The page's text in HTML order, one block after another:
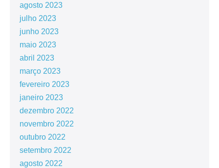
agosto 2023
julho 2023
junho 2023
maio 2023
abril 2023
março 2023
fevereiro 2023
janeiro 2023
dezembro 2022
novembro 2022
outubro 2022
setembro 2022
agosto 2022